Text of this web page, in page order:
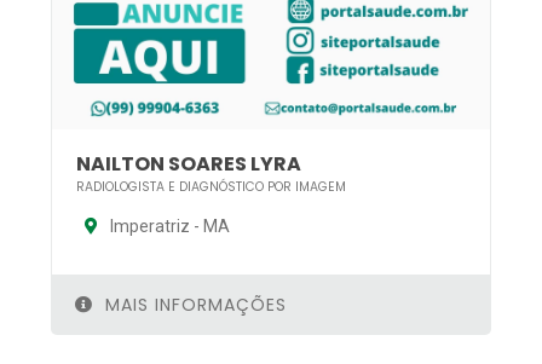
NAILTON SOARES LYRA
RADIOLOGISTA E DIAGNÓSTICO POR IMAGEM
Imperatriz - MA
MAIS INFORMAÇÕES